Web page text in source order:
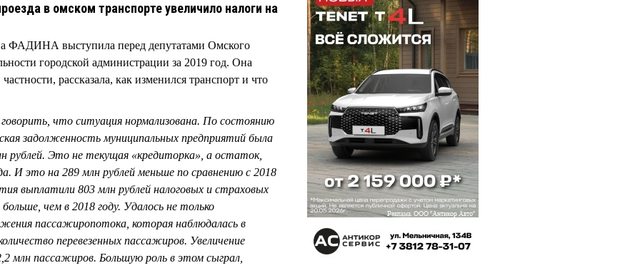
в омском транспорте увеличило налоги на
ФАДИНА выступила перед депутатами Омского
городской администрации за 2019 год. Она
рассказала, как изменился транспорт и что
что ситуация нормализована. По состоянию
задолженность муниципальных предприятий была
рублей. Это не текущая «кредиторка», а остаток,
И это на 289 млн рублей меньше по сравнению с 2018
выплатили 803 млн рублей налоговых и страховых
чем в 2018 году. Удалось не только
пассажиропотока, которая наблюдалась в
перевезенных пассажиров. Увеличение
млн пассажиров. Большую роль в этом сыграл,